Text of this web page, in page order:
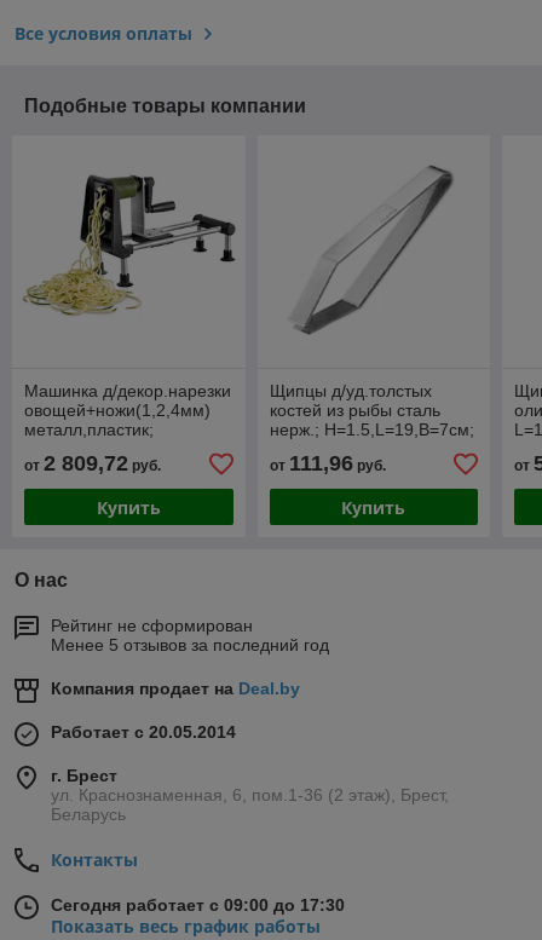
Все условия оплаты
Подобные товары компании
Машинка д/декор.нарезки
овощей+ножи(1,2,4мм)
металл,пластик;
металлич.,черный
от 2 809,72 руб.
Купить
Щипцы д/уд.толстых
костей из рыбы сталь
нерж.; H=1.5,L=19,B=7см;
от 111,96руб.
Купить
от
О нас
Рейтинг не сформирован
Менее 5 отзывов за последний год
Компания продает на Deal.by
Работает с 20.05.2014
г. Брест
ул. Краснознаменная, 6, пом.1-36 (2 этаж), Брест,
Беларусь
Контакты
Сегодня работает с 09:00 до 17:30
Показать весь график работы